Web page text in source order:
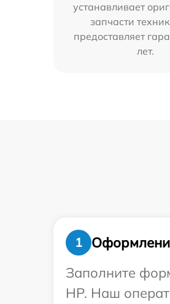
устанавливает
запчасти
предоставляет
лет.
1
Заполните
HP. Наш